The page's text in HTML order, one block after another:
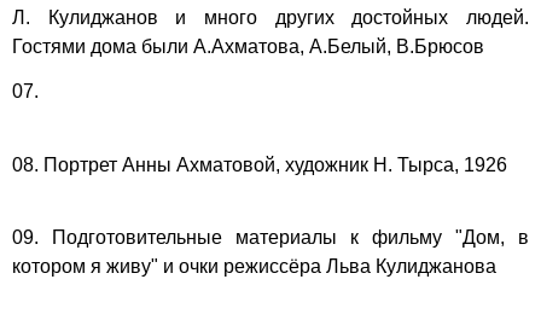
Л. Кулиджанов и много других достойных людей.
Гостями дома были А.Ахматова, А.Белый, В.Брюсов
07.
08. Портрет Анны Ахматовой, художник Н. Тырса, 1926
09. Подготовительные материалы к фильму "Дом, в
котором я живу" и очки режиссёра Льва Кулиджанова